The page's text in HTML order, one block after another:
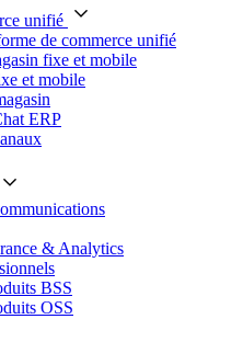
unifié
de commerce unifié
fixe et mobile
et mobile
ERP
& Analytics
BSS
OSS